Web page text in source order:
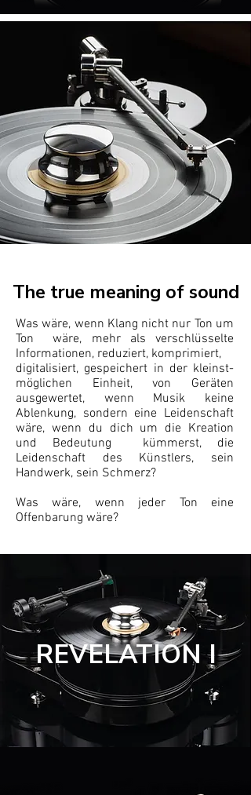
The true meaning of sound
Was wäre, wenn Klang nicht nur Ton um
Ton wäre, mehr als verschlüsselte
Informationen, reduziert, komprimiert,
digitalisiert, gespeichert in der kleinst-
möglichen Einheit, von Geräten
ausgewertet, wenn Musik keine
Ablenkung, sondern eine Leidenschaft
wäre, wenn du dich um die Kreation
und Bedeutung kümmerst, die
Leidenschaft des Künstlers, sein
Handwerk, sein Schmerz?
Was wäre, wenn jeder Ton eine
Offenbarung wäre?
REVELATION I